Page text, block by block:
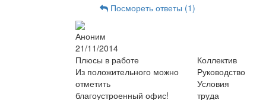
Посмореть ответы (1)
Аноним
21/11/2014
Плюсы в работе
Из положительного можно
отметить
благоустроенный офис!
Коллектив
Руководство
Условия
труда